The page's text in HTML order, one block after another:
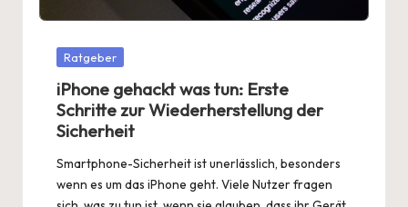
Posted
Ratgeber
iPhone gehackt was tun: Erste
Schritte zur Wiederherstellung der
Sicherheit
Smartphone-Sicherheit ist unerlässlich, besonders
wenn es um das iPhone geht. Viele Nutzer fragen